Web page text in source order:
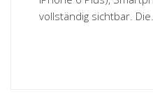
vollständig sichtbar.